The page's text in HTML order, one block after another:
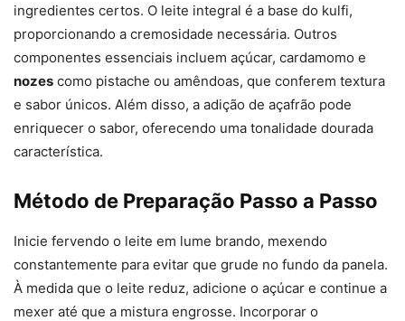
ingredientes certos. O leite integral é a base do kulfi,
proporcionando a cremosidade necessária. Outros
componentes essenciais incluem açúcar, cardamomo e
nozes como pistache ou amêndoas, que conferem textura
e sabor únicos. Além disso, a adição de açafrão pode
enriquecer o sabor, oferecendo uma tonalidade dourada
característica.
Método de Preparação Passo a Passo
Inicie fervendo o leite em lume brando, mexendo
constantemente para evitar que grude no fundo da panela.
À medida que o leite reduz, adicione o açúcar e continue a
mexer até que a mistura engrosse. Incorporar o